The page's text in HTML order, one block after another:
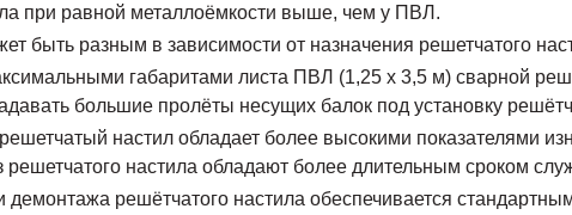
при равной металлоёмкости выше, чем у ПВЛ.
быть разным в зависимости от назначения решетчатого
габаритами листа ПВЛ (1,25 х 3,5 м) сварной
большие пролёты несущих балок под установку
настил обладает более высокими показателями
решетчатого настила обладают более длительным сроком
демонтажа решётчатого настила обеспечивается